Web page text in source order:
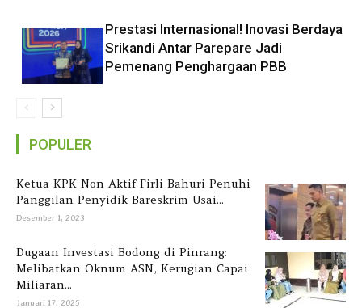
Prestasi Internasional! Inovasi Berdaya
Srikandi Antar Parepare Jadi
Pemenang Penghargaan PBB
POPULER
Ketua KPK Non Aktif Firli Bahuri Penuhi
Panggilan Penyidik Bareskrim Usai...
Desember 1, 2023
Dugaan Investasi Bodong di Pinrang:
Melibatkan Oknum ASN, Kerugian Capai
Miliaran...
Januari 17, 2025